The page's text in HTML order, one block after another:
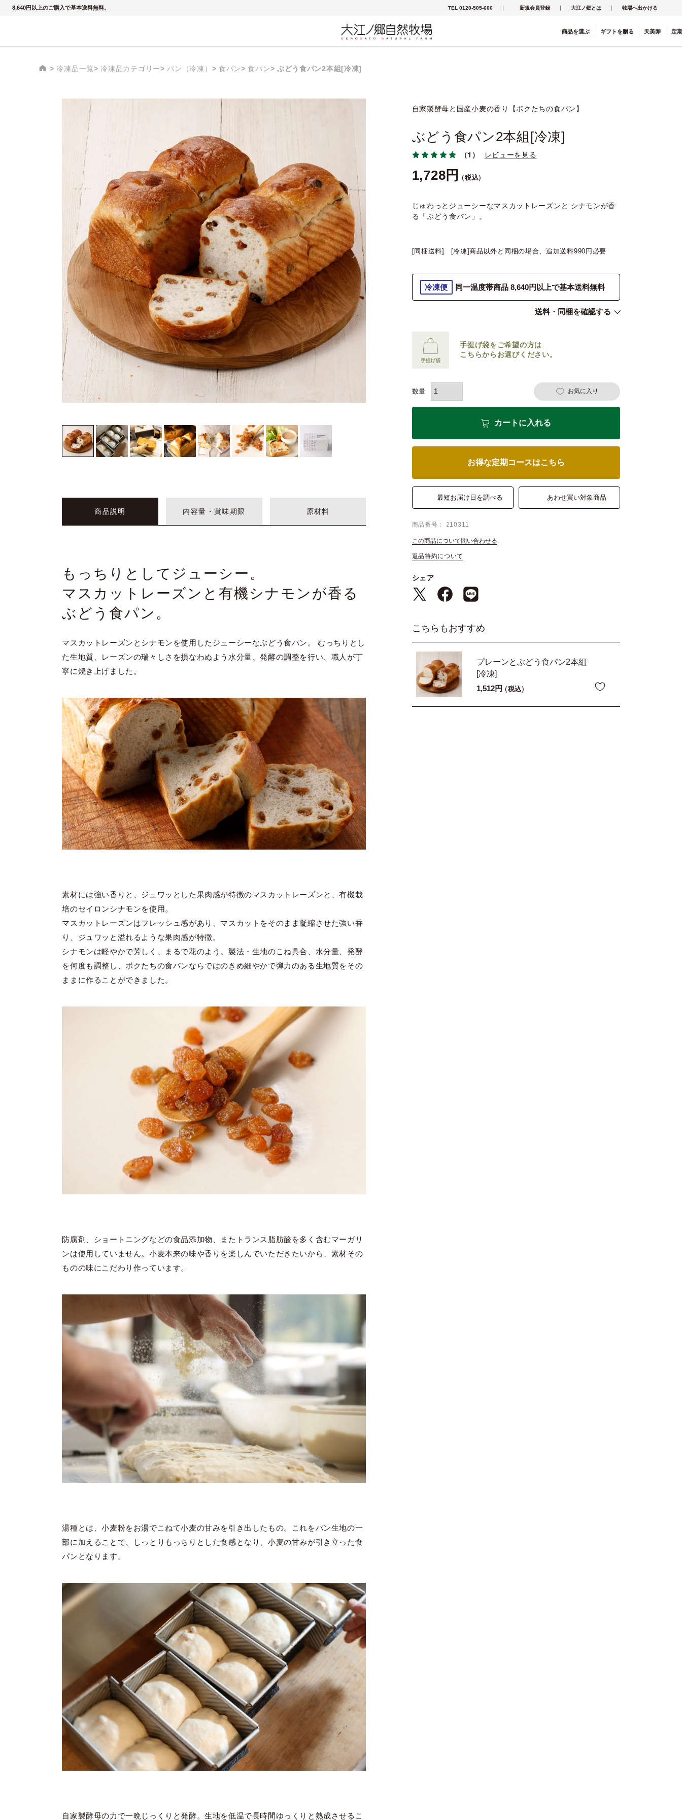
8,640円以上のご購入で基本送料無料。 TEL 0120-505-606 新規会員登録 大江ノ郷とは 牧場へ出かける
商品を選ぶ ギフト を贈る 天美卵 定
冷凍品一覧 冷凍品カテゴリー パン（冷凍） 食パン 食パン ぶどう食パン2本組[冷凍]
自家製酵母と国産小麦の香り【ボクたちの食パン】
ぶどう食パン2本組[冷凍]
（1） レビューを見る
1,728 税込
じゅわっとジューシーなマスカットレーズンと シナモンが香
る「ぶどう食パン」。
[同梱送料] [冷凍]商品以外と同梱の場合、追加送料990円必要
冷凍便 同一温度帯商品 8,640円以上で基本送料無料
送料・同梱を確認する
手提げ袋をご希望の方は
こちらからお選びください。
お気に入り
カートに入れる
お得な定期コースはこちら
最短お届け日を調べる あわせ買い対象商品
商品番号 210311
この商品について問い合わせる
返品特約について
シェア
こちらもおすすめ
プレーンとぶどう食パン2本組
[冷凍]
1,512
税込
商品説明 内容量・賞味期限 原材料
もっちりとしてジューシー。
マスカットレーズンと有機シナモンが香る
ぶどう食パン。
マスカットレーズンとシナモンを使用したジューシーなぶどう食パン。 むっちりとし
た生地質、レーズンの瑞々しさを損なわぬよう水分量、発酵の調整を行い、職人が丁
寧に焼き上げました。
素材には強い香りと、ジュワッとした果肉感が特徴のマスカットレーズンと、有機栽
培のセイロンシナモンを使用。
マスカットレーズンはフレッシュ感があり、マスカットをそのまま凝縮させた強い香
り、ジュワッと溢れるような果肉感が特徴。
シナモンは軽やかで芳しく、まるで花のよう。製法・生地のこね具合、水分量、発酵
を何度も調整し、ボクたちの食パンならではのきめ細やかで弾力のある生地質をその
ままに作ることができました。
防腐剤、ショートニングなどの食品添加物、またトランス脂肪酸を多く含むマーガリ
ンは使用していません。小麦本来の味や香りを楽しんでいただきたいから、素材その
ものの味にこだわり作っています。
湯種とは、小麦粉をお湯でこねて小麦の甘みを引き出したもの。これをパン生地の一
部に加えることで、しっとりもっちりとした食感となり、小麦の甘みが引き立った食
パンとなります。
自家製酵母の力で一晩じっくりと発酵。生地を低温で長時間ゆっくりと熟成させるこ